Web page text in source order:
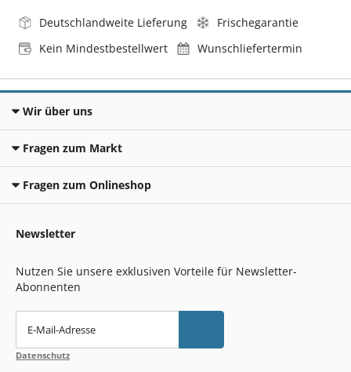
Deutschlandweite Lieferung
Frischegarantie
Kein Mindestbestellwert
Wunschliefertermin
Wir über uns
Fragen zum Markt
Fragen zum Onlineshop
Newsletter
Nutzen Sie unsere exklusiven Vorteile für Newsletter-
Abonnenten
E-Mail-Adresse
Datenschutz